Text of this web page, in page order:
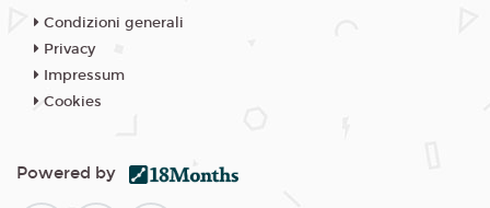
Condizioni generali
Privacy
Impressum
Cookies
Powered by